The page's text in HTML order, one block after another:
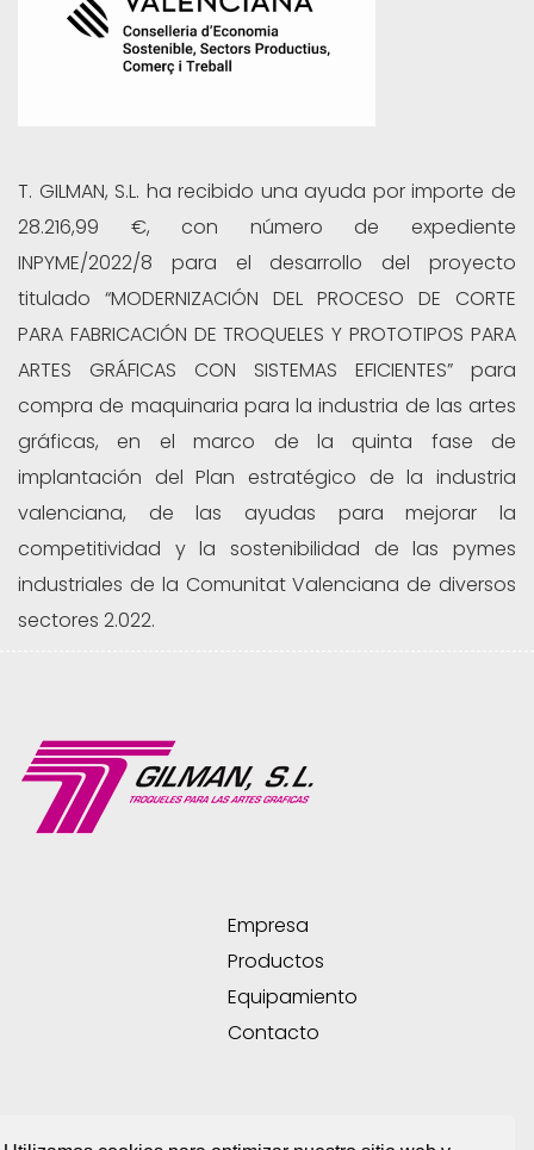
T. GILMAN, S.L. ha recibido una ayuda por importe de
28.216,99 €, con número de expediente
INPYME/2022/8 para el desarrollo del proyecto
titulado “MODERNIZACIÓN DEL PROCESO DE CORTE
PARA FABRICACIÓN DE TROQUELES Y PROTOTIPOS PARA
ARTES GRÁFICAS CON SISTEMAS EFICIENTES” para
compra de maquinaria para la industria de las artes
gráficas, en el marco de la quinta fase de
implantación del Plan estratégico de la industria
valenciana, de las ayudas para mejorar la
competitividad y la sostenibilidad de las pymes
industriales de la Comunitat Valenciana de diversos
sectores 2.022.
Empresa
Productos
Equipamiento
Contacto
Política de Privacidad